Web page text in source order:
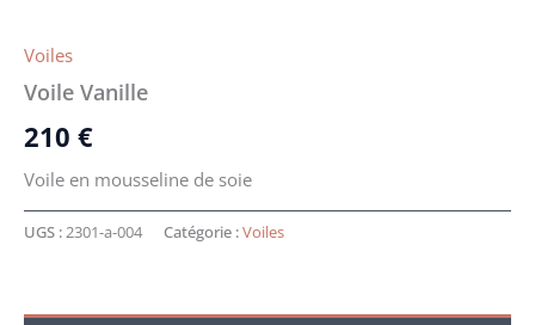
Voiles
Voile Vanille
210 €
Voile en mousseline de soie
UGS :2301-a-004 Catégorie :Voiles